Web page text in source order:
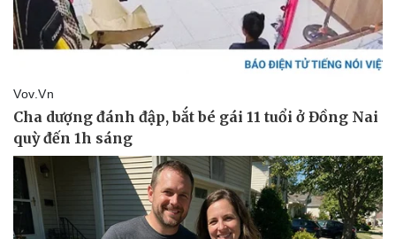
Lịch thi đấu bóng đá
Thế giới thể thao
eSports
Xe máy
Tư vấn